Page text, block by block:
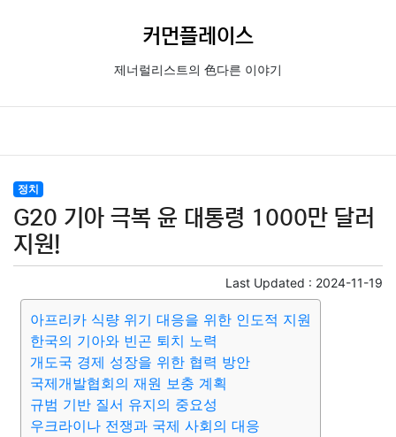
커먼플레이스
제너럴리스트의 色다른 이야기
정치
G20 기아 극복 윤 대통령 1000만 달러
지원!
Last Updated : 2024-11-19
아프리카 식량 위기 대응을 위한 인도적 지원
한국의 기아와 빈곤 퇴치 노력
개도국 경제 성장을 위한 협력 방안
국제개발협회의 재원 보충 계획
규범 기반 질서 유지의 중요성
우크라이나 전쟁과 국제 사회의 대응